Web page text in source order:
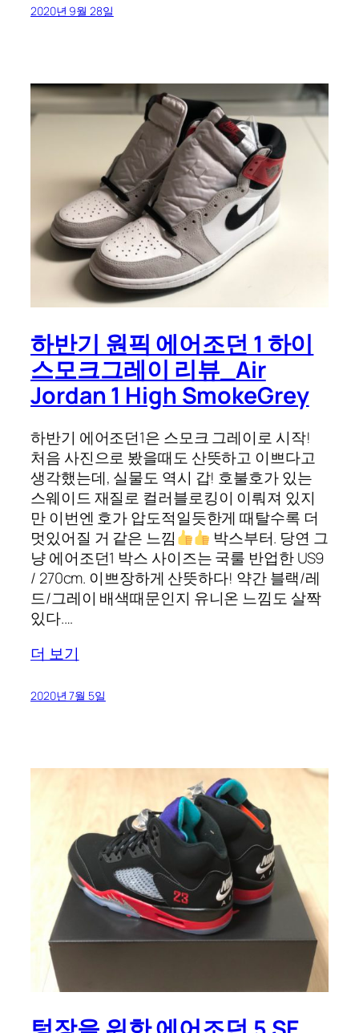
2020년 9월 28일
하반기 원픽 에어조던 1 하이
스모크그레이 리뷰_Air
Jordan 1 High SmokeGrey
하반기 에어조던1은 스모크 그레이로 시작!
처음 사진으로 봤을때도 산뜻하고 이쁘다고
생각했는데, 실물도 역시 갑! 호불호가 있는
스웨이드 재질로 컬러블로킹이 이뤄져 있지
만 이번엔 호가 압도적일듯한게 때탈수록 더
멋있어질 거 같은 느낌
박스부터. 당연 그
냥 에어조던1 박스 사이즈는 국룰 반업한 US9
/ 270cm. 이쁘장하게 산뜻하다! 약간 블랙/레
드/그레이 배색때문인지 유니온 느낌도 살짝
있다.…
더 보기
2020년 7월 5일